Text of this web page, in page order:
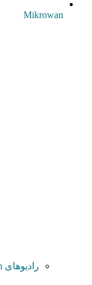
Mikrowan
رادیوهای MikroWan